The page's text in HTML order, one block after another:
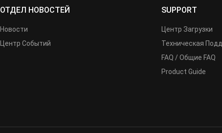
ОТДЕЛ НОВОСТЕЙ
Новости
Центр Событий
SUPPORT
Центр Загрузки
Техническая
FAQ / Общие FAQ
Product Guide